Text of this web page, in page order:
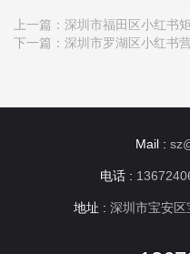
上一篇： 深圳市福田区小红书
下一篇： 深圳市罗湖区小红书
Mail :
电话 :
地址 : 深圳市宝安